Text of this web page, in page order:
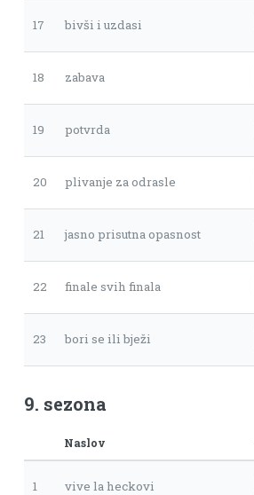
17 bivši i uzdasi
18 zabava
19 potvrda
20 plivanje za odrasle
21 jasno prisutna opasnost
22 finale svih finala
23 bori se ili bježi
9. sezona
Naslov
1 vive la heckovi